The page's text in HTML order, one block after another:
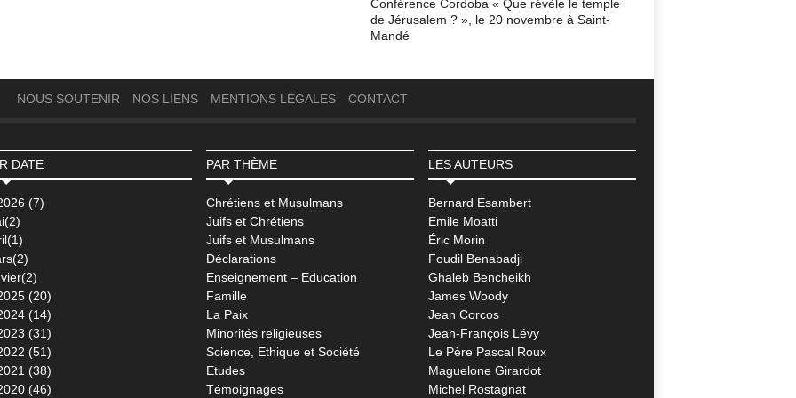
Conférence Cordoba « Que révèle le temple
de Jérusalem ? », le 20 novembre à Saint-
Mandé
NOUS SOUTENIR NOS LIENS MENTIONS LÉGALES CONTACT
DATE
(7)
(20)
(14)
(31)
(51)
(38)
(46)
PAR THÈME
Chrétiens et Musulmans
Juifs et Chrétiens
Juifs et Musulmans
Déclarations
Enseignement – Education
Famille
La Paix
Minorités religieuses
Science, Ethique et Société
Etudes
Témoignages
LES AUTEURS
Bernard Esambert
Emile Moatti
Éric Morin
Foudil Benabadji
Ghaleb Bencheikh
James Woody
Jean Corcos
Jean-François Lévy
Le Père Pascal Roux
Maguelone Girardot
Michel Rostagnat